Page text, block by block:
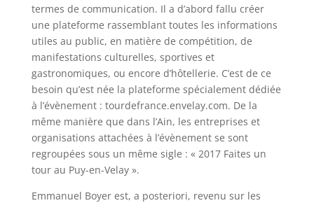
termes de communication. Il a d’abord fallu créer
une plateforme rassemblant toutes les informations
utiles au public, en matière de compétition, de
manifestations culturelles, sportives et
gastronomiques, ou encore d’hôtellerie. C’est de ce
besoin qu’est née la plateforme spécialement dédiée
à l’évènement : tourdefrance.envelay.com. De la
même manière que dans l’Ain, les entreprises et
organisations attachées à l’évènement se sont
regroupées sous un même sigle : « 2017 Faites un
tour au Puy-en-Velay ».
Emmanuel Boyer est, a posteriori, revenu sur les